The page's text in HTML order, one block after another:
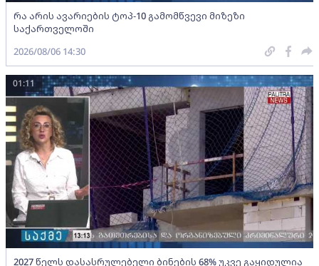
რა არის ავარიების ტოპ-10 გამომწვევი მიზეზი
საქართველოში
2026/08/06 14:30
2027 წელს დასასრულებელი ბინების 68% უკვე გაყიდულია
01:11